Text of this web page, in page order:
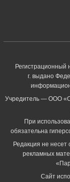
г. выдано
Учредитель — ООО
При
обязательна
Редакция не несет
рекламных
Сайт